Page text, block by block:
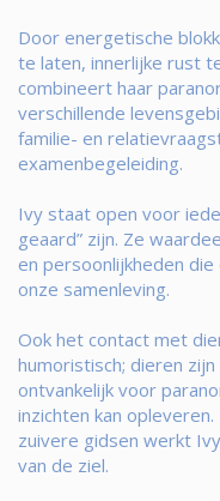
Door energetische
te laten, innerlijke rust
combineert haar
verschillende
familie- en
examenbegeleiding.
Ivy staat open voor
geaard” zijn. Ze
en persoonlijkheden
onze samenleving.
Ook het contact met
humoristisch; dieren
ontvankelijk voor
inzichten kan
zuivere gidsen werkt
van de ziel.